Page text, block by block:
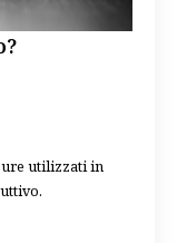
utilizzati in